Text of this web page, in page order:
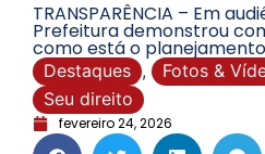
TRANSPARÊNCIA – Em
Prefeitura demonstrou
como está o
Destaques , Fotos &
Seu direito
fevereiro 24, 2026